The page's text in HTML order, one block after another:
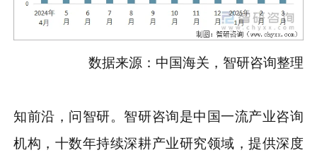
数据来源：中国海关，智研咨询整理
知前沿，问智研。智研咨询是中国一流产业咨询
机构，十数年持续深耕产业研究领域，提供深度